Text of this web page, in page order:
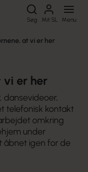
Søg Mit SL Menu
Søg
at vi er her
vi er her
dansevideoer,
telefonisk kontakt
omkring
under
åbnet igen for de